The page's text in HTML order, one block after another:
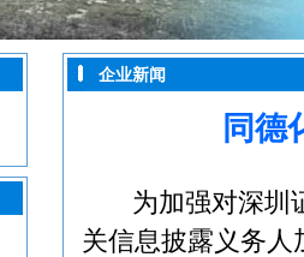
企业新闻
同德
为加强对深圳证
关信息披露义务